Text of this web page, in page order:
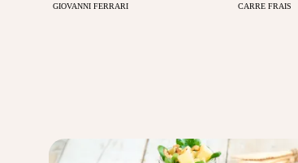
GIOVANNI FERRARI CARRE FRAIS